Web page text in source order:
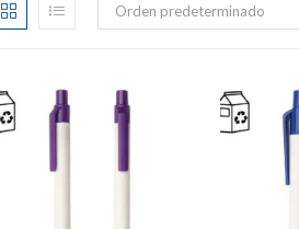
Orden predeterminado